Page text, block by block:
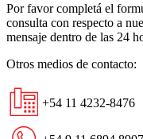
Por favor completá el
consulta con respecto a
mensaje dentro de las 24
Otros medios de contacto:
+54 11 4232-8476